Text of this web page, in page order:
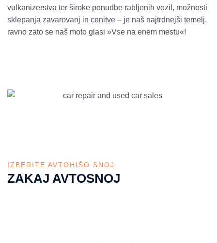
vulkanizerstva ter široke ponudbe rabljenih vozil, možnosti
sklepanja zavarovanj in cenitve – je naš najtrdnejši temelj,
ravno zato se naš moto glasi »Vse na enem mestu«!
IZBERITE AVTOHIŠO SNOJ
ZAKAJ AVTOSNOJ